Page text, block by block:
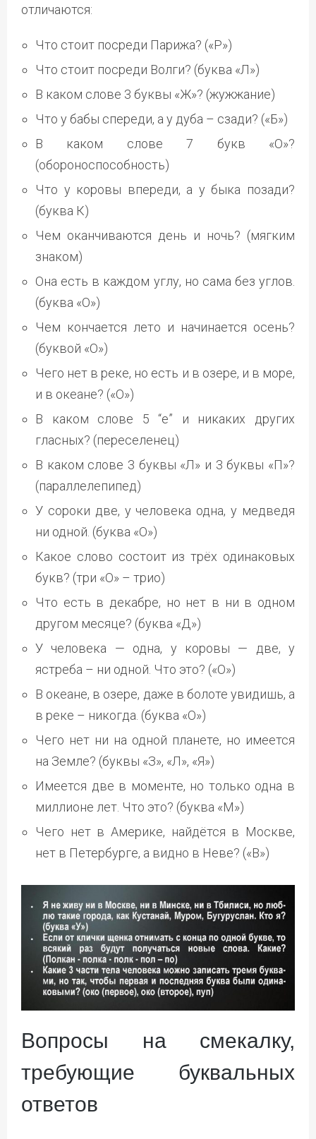
отличаются:
Что стоит посреди Парижа? («Р»)
Что стоит посреди Волги? (буква «Л»)
В каком слове 3 буквы «Ж»? (жужжание)
Что у бабы спереди, а у дуба – сзади? («Б»)
В каком слове 7 букв «О»?
(обороноспособность)
Что у коровы впереди, а у быка позади?
(буква К)
Чем оканчиваются день и ночь? (мягким
знаком)
Она есть в каждом углу, но сама без углов.
(буква «О»)
Чем кончается лето и начинается осень?
(буквой «О»)
Чего нет в реке, но есть и в озере, и в море,
и в океане? («О»)
В каком слове 5 “е” и никаких других
гласных? (переселенец)
В каком слове 3 буквы «Л» и 3 буквы «П»?
(параллелепипед)
У сороки две, у человека одна, у медведя
ни одной. (буква «О»)
Какое слово состоит из трёх одинаковых
букв? (три «О» – трио)
Что есть в декабре, но нет в ни в одном
другом месяце? (буква «Д»)
У человека — одна, у коровы — две, у
ястреба – ни одной. Что это? («О»)
В океане, в озере, даже в болоте увидишь, а
в реке – никогда. (буква «О»)
Чего нет ни на одной планете, но имеется
на Земле? (буквы «З», «Л», «Я»)
Имеется две в моменте, но только одна в
миллионе лет. Что это? (буква «М»)
Чего нет в Америке, найдётся в Москве,
нет в Петербурге, а видно в Неве? («В»)
Вопросы на смекалку,
требующие буквальных
ответов